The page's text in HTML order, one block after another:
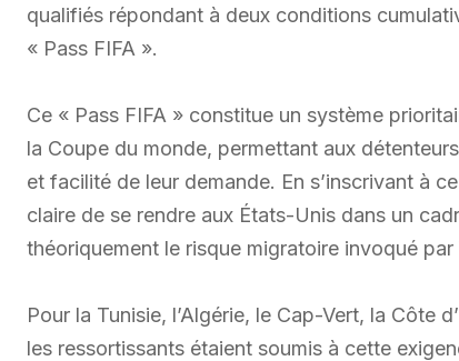
qualifiés répondant à deux conditions
« Pass FIFA ».
Ce « Pass FIFA » constitue un système
la Coupe du monde, permettant aux
et facilité de leur demande. En s’inscrivant à
claire de se rendre aux États-Unis dans un
théoriquement le risque migratoire invoqué
Pour la Tunisie, l’Algérie, le Cap-Vert, la
les ressortissants étaient soumis à cette